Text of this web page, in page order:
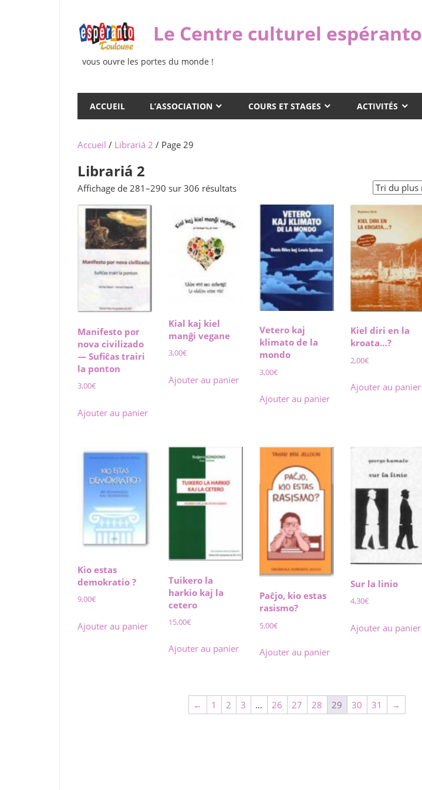
content
Le Centre culturel espéranto
vous ouvre les portes du monde !
ACCUEIL L’ASSOCIATION COURS ET STAGES ACTIVITÉS
Accueil / Librariá 2 / Page 29
Librariá 2
Affichage de 281–290 sur 306 résultatsTrié
ancien
Manifesto por
nova civilizado
— Sufiĉas trairi
la ponton
3,00€
Ajouter au panier
Kial kaj kiel
manĝi vegane
3,00€
Ajouter au panier
Vetero kaj
klimato de la
mondo
3,00€
Ajouter au panier
Kiel diri en la
kroata…?
2,00€
Ajouter au panier
Kio estas
demokratio ?
9,00€
Ajouter au panier
Tuikero la
harkio kaj la
cetero
15,00€
Ajouter au panier
Paĉjo, kio estas
rasismo?
5,00€
Ajouter au panier
Sur la linio
4,30€
Ajouter au panier
← 1 2 3 … 26 27 28 29 30 31 →